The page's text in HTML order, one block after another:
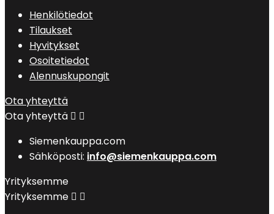
Henkilötiedot
Tilaukset
Hyvitykset
Osoitetiedot
Alennuskupongit
Ota yhteyttä
Ota yhteyttä  
Siemenkauppa.com
Sähköposti: info@siemenkauppa.com
Yrityksemme
Yrityksemme  